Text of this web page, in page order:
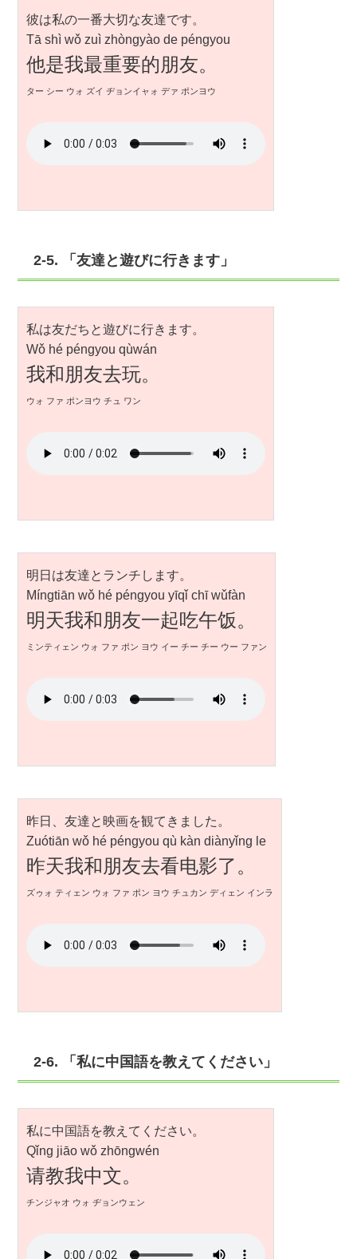
彼は私の一番大切な友達です。
Tā shì wǒ zuì zhòngyào de péngyou
他是我最重要的朋友。
ター シー ウォ ズイ ヂョンイャォ デァ ポンヨウ
2-5. 「友達と遊びに行きます」
私は友だちと遊びに行きます。
Wǒ hé péngyou qùwán
我和朋友去玩。
ウォ ファ ポンヨウ チュ ワン
明日は友達とランチします。
Míngtiān wǒ hé péngyou yīqǐ chī wǔfàn
明天我和朋友一起吃午饭。
ミンティェン ウォ ファ ポン ヨウ イー チー チー ウー ファン
昨日、友達と映画を観てきました。
Zuótiān wǒ hé péngyou qù kàn diànyǐng le
昨天我和朋友去看电影了。
ズゥォ ティェン ウォ ファ ポン ヨウ チュカン ディェン インラ
2-6. 「私に中国語を教えてください」
私に中国語を教えてください。
Qǐng jiāo wǒ zhōngwén
请教我中文。
チンジャオ ウォ ヂョンウェン